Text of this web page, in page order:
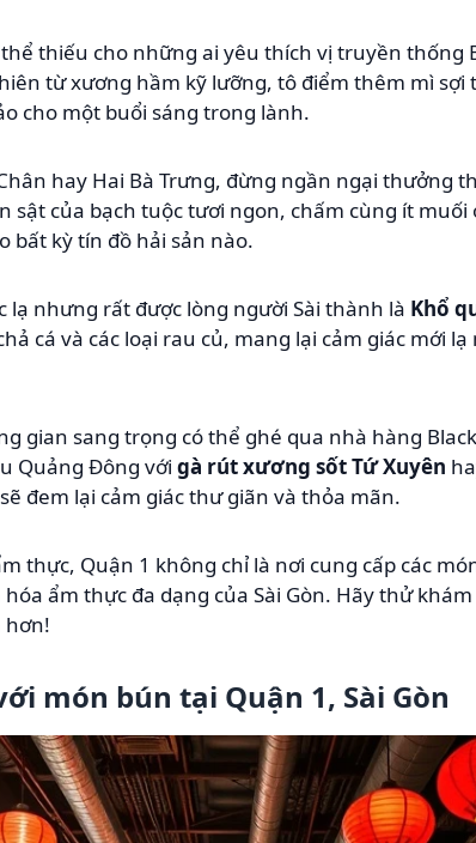
thiếu cho những ai yêu thích vị truyền thống
từ xương hầm kỹ lưỡng, tô điểm thêm mì
cho một buổi sáng trong lành.
hay Hai Bà Trưng, đừng ngần ngại thưởng
sật của bạch tuộc tươi ngon, chấm cùng ít muối
bất kỳ tín đồ hải sản nào.
lạ nhưng rất được lòng người Sài thành là Khổ
cá và các loại rau củ, mang lại cảm giác mới
gian sang trọng có thể ghé qua nhà hàng
Quảng Đông với gà rút xương sốt Tứ Xuyên
đem lại cảm giác thư giãn và thỏa mãn.
thực, Quận 1 không chỉ là nơi cung cấp các
ẩm thực đa dạng của Sài Gòn. Hãy thử
hơn!
món bún tại Quận 1, Sài Gòn